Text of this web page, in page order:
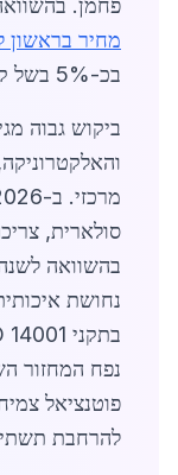
פחמן.
מחיר בראשון
בכ-5% בשל קרבה לנמל אשדוד.
ביקוש גבוה
בהשוואה
נחושת
פוטנציאל
להרחבת